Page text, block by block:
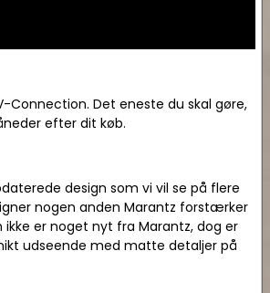
Connection. Det eneste du skal gøre,
efter dit køb.
design som vi vil se på flere
nogen anden Marantz forstærker
er noget nyt fra Marantz, dog er
udseende med matte detaljer på